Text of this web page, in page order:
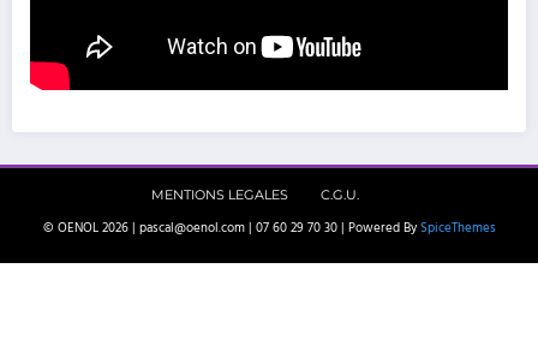
MENTIONS LEGALES C.G.U.
© OENOL 2026 | pascal@oenol.com | 07 60 29 70 30 | Powered By SpiceThemes